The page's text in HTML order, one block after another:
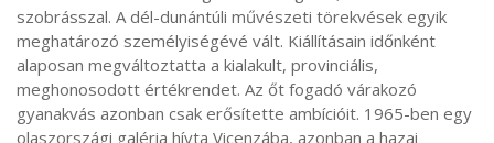
szobrásszal. A dél-dunántúli művészeti törekvések egyik
meghatározó személyiségévé vált. Kiállításain időnként
alaposan megváltoztatta a kialakult, provinciális,
meghonosodott értékrendet. Az őt fogadó várakozó
gyanakvás azonban csak erősítette ambícióit. 1965-ben egy
olaszországi galéria hívta Vicenzába, azonban a hazai